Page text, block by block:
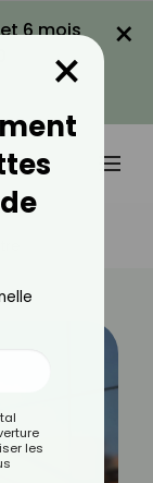
6 mois
×
×
les